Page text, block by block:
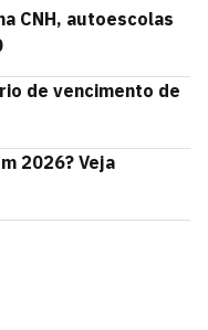
CNH, autoescolas
de vencimento de
2026? Veja